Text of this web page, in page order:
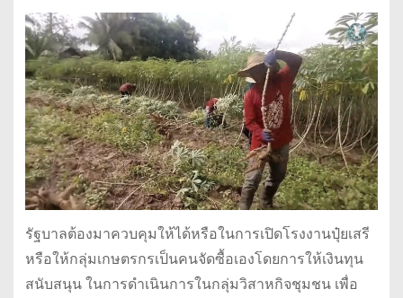
รัฐบาลต้องมาควบคุมให้ได้หรือในการเปิดโรงงานปุ๋ยเสรี
หรือให้กลุ่มเกษตรกรเป็นคนจัดซื้อเองโดยการให้เงินทุน
สนับสนุน ในการดำเนินการในกลุ่มวิสาหกิจชุมชน เพื่อ